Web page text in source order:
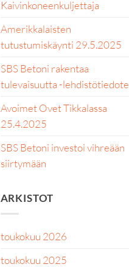
Kaivinkoneenkuljettaja
Amerikkalaisten
tutustumiskäynti 29.5.2025
SBS Betoni rakentaa
tulevaisuutta -lehdistötiedote
Avoimet Ovet Tikkalassa
25.4.2025
SBS Betoni investoi vihreään
siirtymään
ARKISTOT
toukokuu 2026
toukokuu 2025